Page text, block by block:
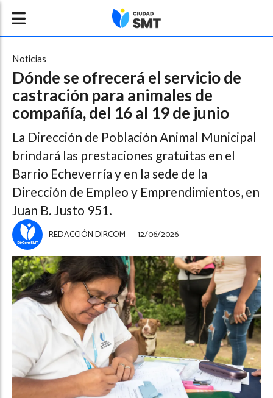
Dónde se ofrecerá el servicio de
castración para animales de
compañía, del 16 al 19 de junio
La Dirección de Población Animal Municipal
brindará las prestaciones gratuitas en el
Barrio Echeverría y en la sede de la
Dirección de Empleo y Emprendimientos, en
Juan B. Justo 951.
Noticias
12/06/2026
REDACCIÓN DIRCOM